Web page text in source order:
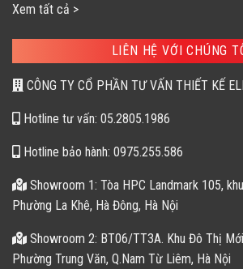
Xem tất cả >
LIÊN HỆ VỚI CHÚNG
CÔNG TY CỔ PHẦN TƯ VẤN THIẾT KẾ
Hotline tư vấn: 05.2805.1986
Hotline bảo hành: 0975.255.586
Showroom 1: Tòa HPC Landmark 105,
Phường La Khê, Hà Đông, Hà Nội
Showroom 2: BT06/TT3A. Khu Đô Thị
Phường Trung Văn, Q.Nam Từ Liêm, Hà Nội